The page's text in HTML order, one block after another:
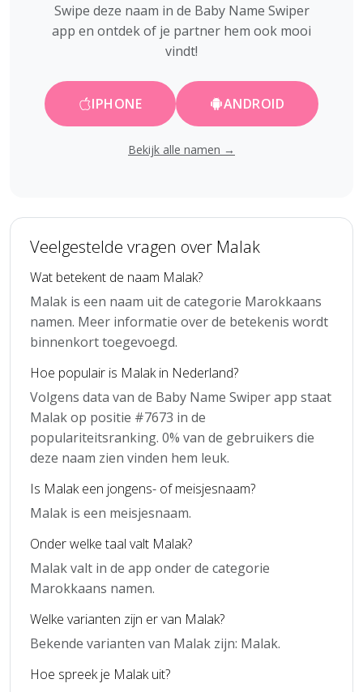
Swipe deze naam in de Baby Name Swiper
app en ontdek of je partner hem ook mooi
vindt!
IPHONE ANDROID
Bekijk alle namen →
Veelgestelde vragen over Malak
Wat betekent de naam Malak?
Malak is een naam uit de categorie Marokkaans
namen. Meer informatie over de betekenis wordt
binnenkort toegevoegd.
Hoe populair is Malak in Nederland?
Volgens data van de Baby Name Swiper app staat
Malak op positie #7673 in de
populariteitsranking. 0% van de gebruikers die
deze naam zien vinden hem leuk.
Is Malak een jongens- of meisjesnaam?
Malak is een meisjesnaam.
Onder welke taal valt Malak?
Malak valt in de app onder de categorie
Marokkaans namen.
Welke varianten zijn er van Malak?
Bekende varianten van Malak zijn: Malak.
Hoe spreek je Malak uit?